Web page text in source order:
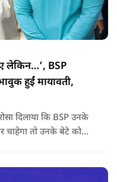
लेकिन…’, BSP
हुईं मायावती,
दिलाया कि BSP उनके
चाहेगा तो उनके बेटे को